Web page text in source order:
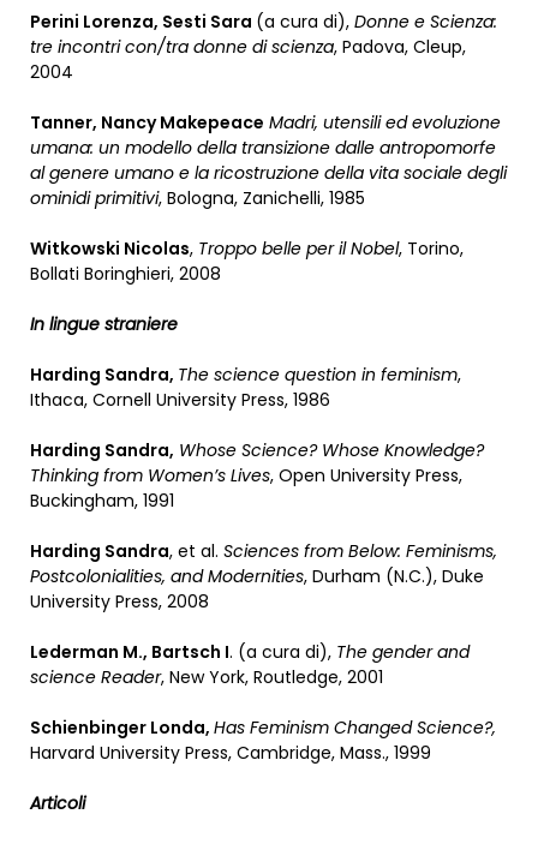
Perini Lorenza, Sesti Sara (a cura di), Donne e Scienza:
tre incontri con/tra donne di scienza, Padova, Cleup,
2004
Tanner, Nancy Makepeace Madri, utensili ed evoluzione
umana: un modello della transizione dalle antropomorfe
al genere umano e la ricostruzione della vita sociale degli
ominidi primitivi, Bologna, Zanichelli, 1985
Witkowski Nicolas, Troppo belle per il Nobel, Torino,
Bollati Boringhieri, 2008
In lingue straniere
Harding Sandra, The science question in feminism,
Ithaca, Cornell University Press, 1986
Harding Sandra, Whose Science? Whose Knowledge?
Thinking from Women’s Lives, Open University Press,
Buckingham, 1991
Harding Sandra, et al. Sciences from Below: Feminisms,
Postcolonialities, and Modernities, Durham (N.C.), Duke
University Press, 2008
Lederman M., Bartsch I. (a cura di), The gender and
science Reader, New York, Routledge, 2001
Schienbinger Londa, Has Feminism Changed Science?,
Harvard University Press, Cambridge, Mass., 1999
Articoli